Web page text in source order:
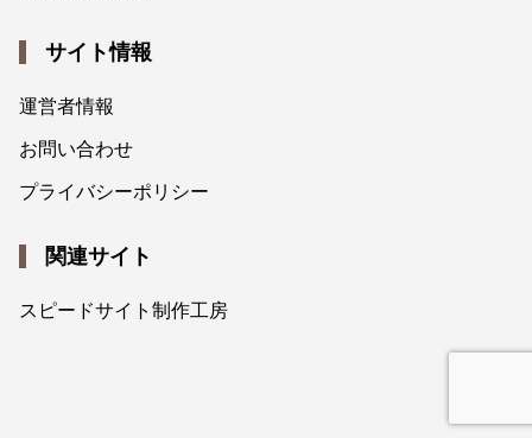
サイト情報
運営者情報
お問い合わせ
プライバシーポリシー
関連サイト
スピードサイト制作工房